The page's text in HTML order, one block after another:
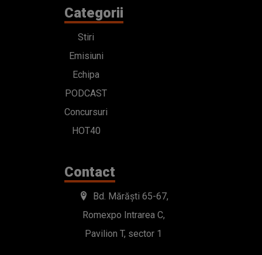
Categorii
Stiri
Emisiuni
Echipa
PODCAST
Concursuri
HOT40
Contact
Bd. Mărăști 65-67,
Romexpo Intrarea C,
Pavilion T, sector 1